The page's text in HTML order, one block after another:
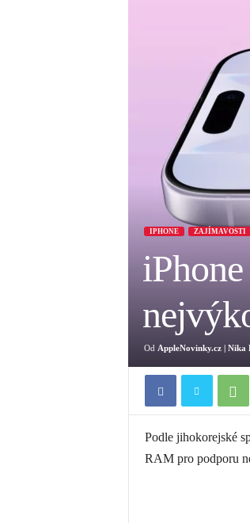
IPHONE ZAJÍMAVOSTI
Od AppleNovinky.cz | Nika
Podle jihokorejské
RAM pro podporu